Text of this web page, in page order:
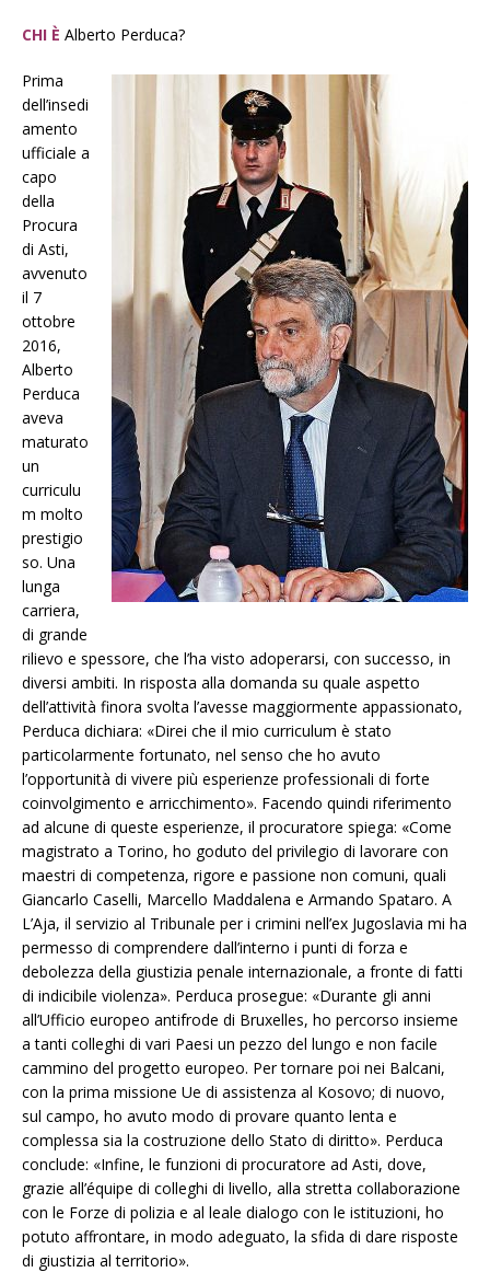
CHI È Alberto Perduca?
Prima
dell’insedi
amento
ufficiale a
capo
della
Procura
di Asti,
avvenuto
il 7
ottobre
2016,
Alberto
Perduca
aveva
maturato
un
curriculu
m molto
prestigio
so. Una
lunga
carriera,
di grande
rilievo e spessore, che l’ha visto adoperarsi, con successo, in
diversi ambiti. In risposta alla domanda su quale aspetto
dell’attività finora svolta l’avesse maggiormente appassionato,
Perduca dichiara: «Direi che il mio curriculum è stato
particolarmente fortunato, nel senso che ho avuto
l’opportunità di vivere più esperienze professionali di forte
coinvolgimento e arricchimento». Facendo quindi riferimento
ad alcune di queste esperienze, il procuratore spiega: «Come
magistrato a Torino, ho goduto del privilegio di lavorare con
maestri di competenza, rigore e passione non comuni, quali
Giancarlo Caselli, Marcello Maddalena e Armando Spataro. A
L’Aja, il servizio al Tribunale per i crimini nell’ex Jugoslavia mi ha
permesso di comprendere dall’interno i punti di forza e
debolezza della giustizia penale internazionale, a fronte di fatti
di indicibile violenza». Perduca prosegue: «Durante gli anni
all’Ufficio europeo antifrode di Bruxelles, ho percorso insieme
a tanti colleghi di vari Paesi un pezzo del lungo e non facile
cammino del progetto europeo. Per tornare poi nei Balcani,
con la prima missione Ue di assistenza al Kosovo; di nuovo,
sul campo, ho avuto modo di provare quanto lenta e
complessa sia la costruzione dello Stato di diritto». Perduca
conclude: «Infine, le funzioni di procuratore ad Asti, dove,
grazie all’équipe di colleghi di livello, alla stretta collaborazione
con le Forze di polizia e al leale dialogo con le istituzioni, ho
potuto affrontare, in modo adeguato, la sfida di dare risposte
di giustizia al territorio».